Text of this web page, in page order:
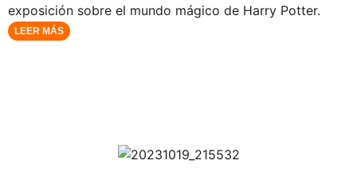
exposición sobre el mundo mágico de Harry Potter.
LEER MÁS